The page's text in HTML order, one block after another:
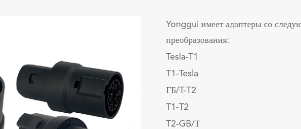
Yonggui имеет адаптеры со
преобразования:
Tesla-T1
T1-Tesla
ГБ/T-T2
T1-T2
T2-GB/Т